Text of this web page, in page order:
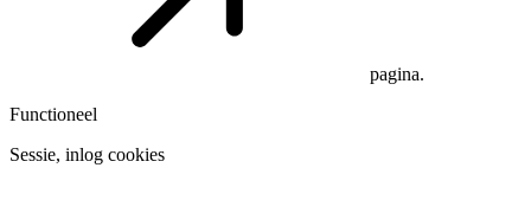
pagina.
Functioneel
Sessie, inlog cookies